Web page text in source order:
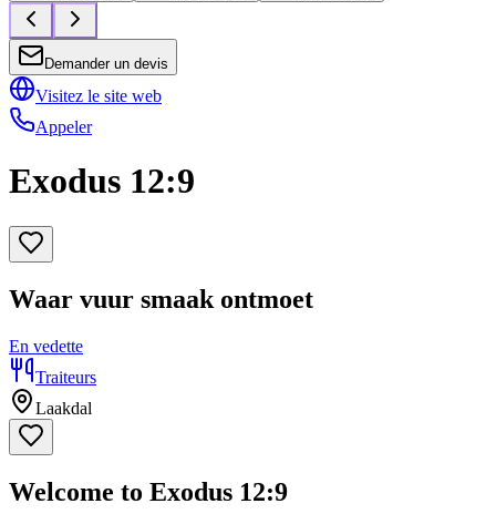
Demander un devis
Visitez le site web
Appeler
Exodus 12:9
Waar vuur smaak ontmoet
En vedette
Traiteurs
Laakdal
Welcome to Exodus 12:9